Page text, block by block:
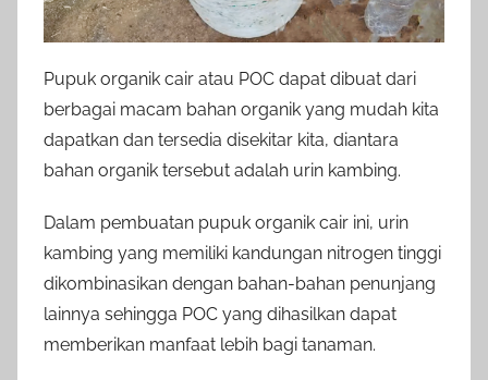
Pupuk organik cair atau POC dapat dibuat dari
berbagai macam bahan organik yang mudah kita
dapatkan dan tersedia disekitar kita, diantara
bahan organik tersebut adalah urin kambing.
Dalam pembuatan pupuk organik cair ini, urin
kambing yang memiliki kandungan nitrogen tinggi
dikombinasikan dengan bahan-bahan penunjang
lainnya sehingga POC yang dihasilkan dapat
memberikan manfaat lebih bagi tanaman.